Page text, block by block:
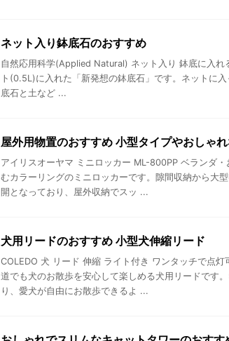
ネット入り鉢底石のおすすめ
自然応用科学(Applied Natural) ネット入り 鉢底に入れ
ト(0.5L)に入れた「新発想の鉢底石」です。ネットに
底石と土など ...
屋外用物置のおすすめ 小型タイプやおしゃ
アイリスオーヤマ ミニロッカー ML-800PP ベランダ
むカラーリングのミニロッカーです。隙間収納から大
開となっており、屋外収納でスッ ...
犬用リードのおすすめ 小型犬伸縮リード
COLEDO 犬 リード 伸縮 ライト付き ワンタッチで点灯
道でも犬のお散歩を安心して楽しめる犬用リードです
り、愛犬が自由にお散歩できるよ ...